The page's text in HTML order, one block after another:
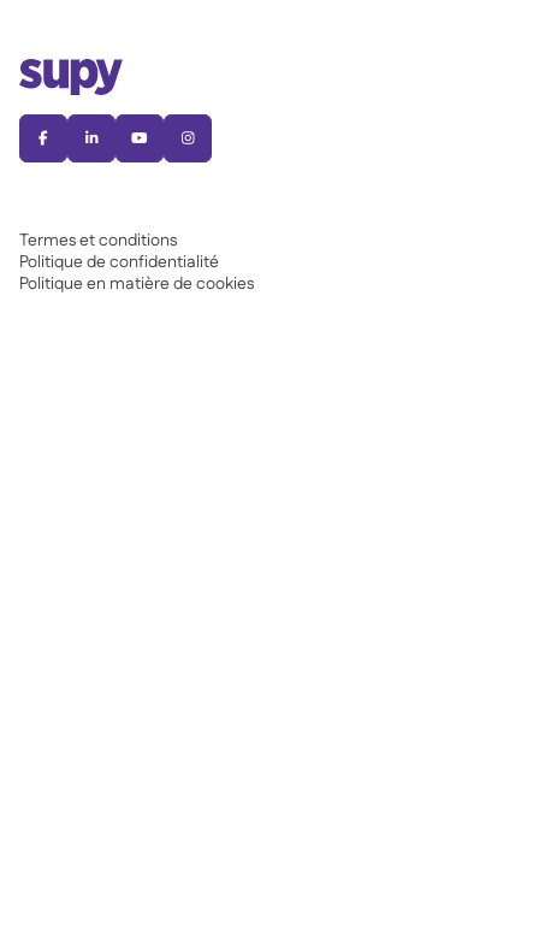
   
Termes et conditions
Politique de confidentialité
Politique en matière de cookies